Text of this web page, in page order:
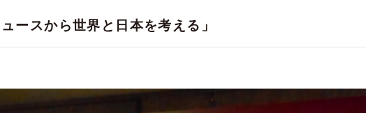
ースから世界と日本を考える」